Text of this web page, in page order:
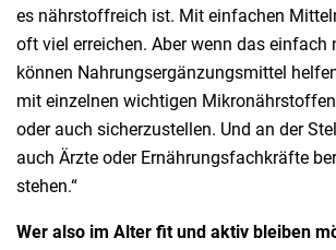
es nährstoffreich ist. Mit einfachen
oft viel erreichen. Aber wenn das einfach
können Nahrungsergänzungsmittel
mit einzelnen wichtigen
oder auch sicherzustellen. Und an der
auch Ärzte oder Ernährungsfachkräfte
stehen.“
Wer also im Alter fit und aktiv bleiben